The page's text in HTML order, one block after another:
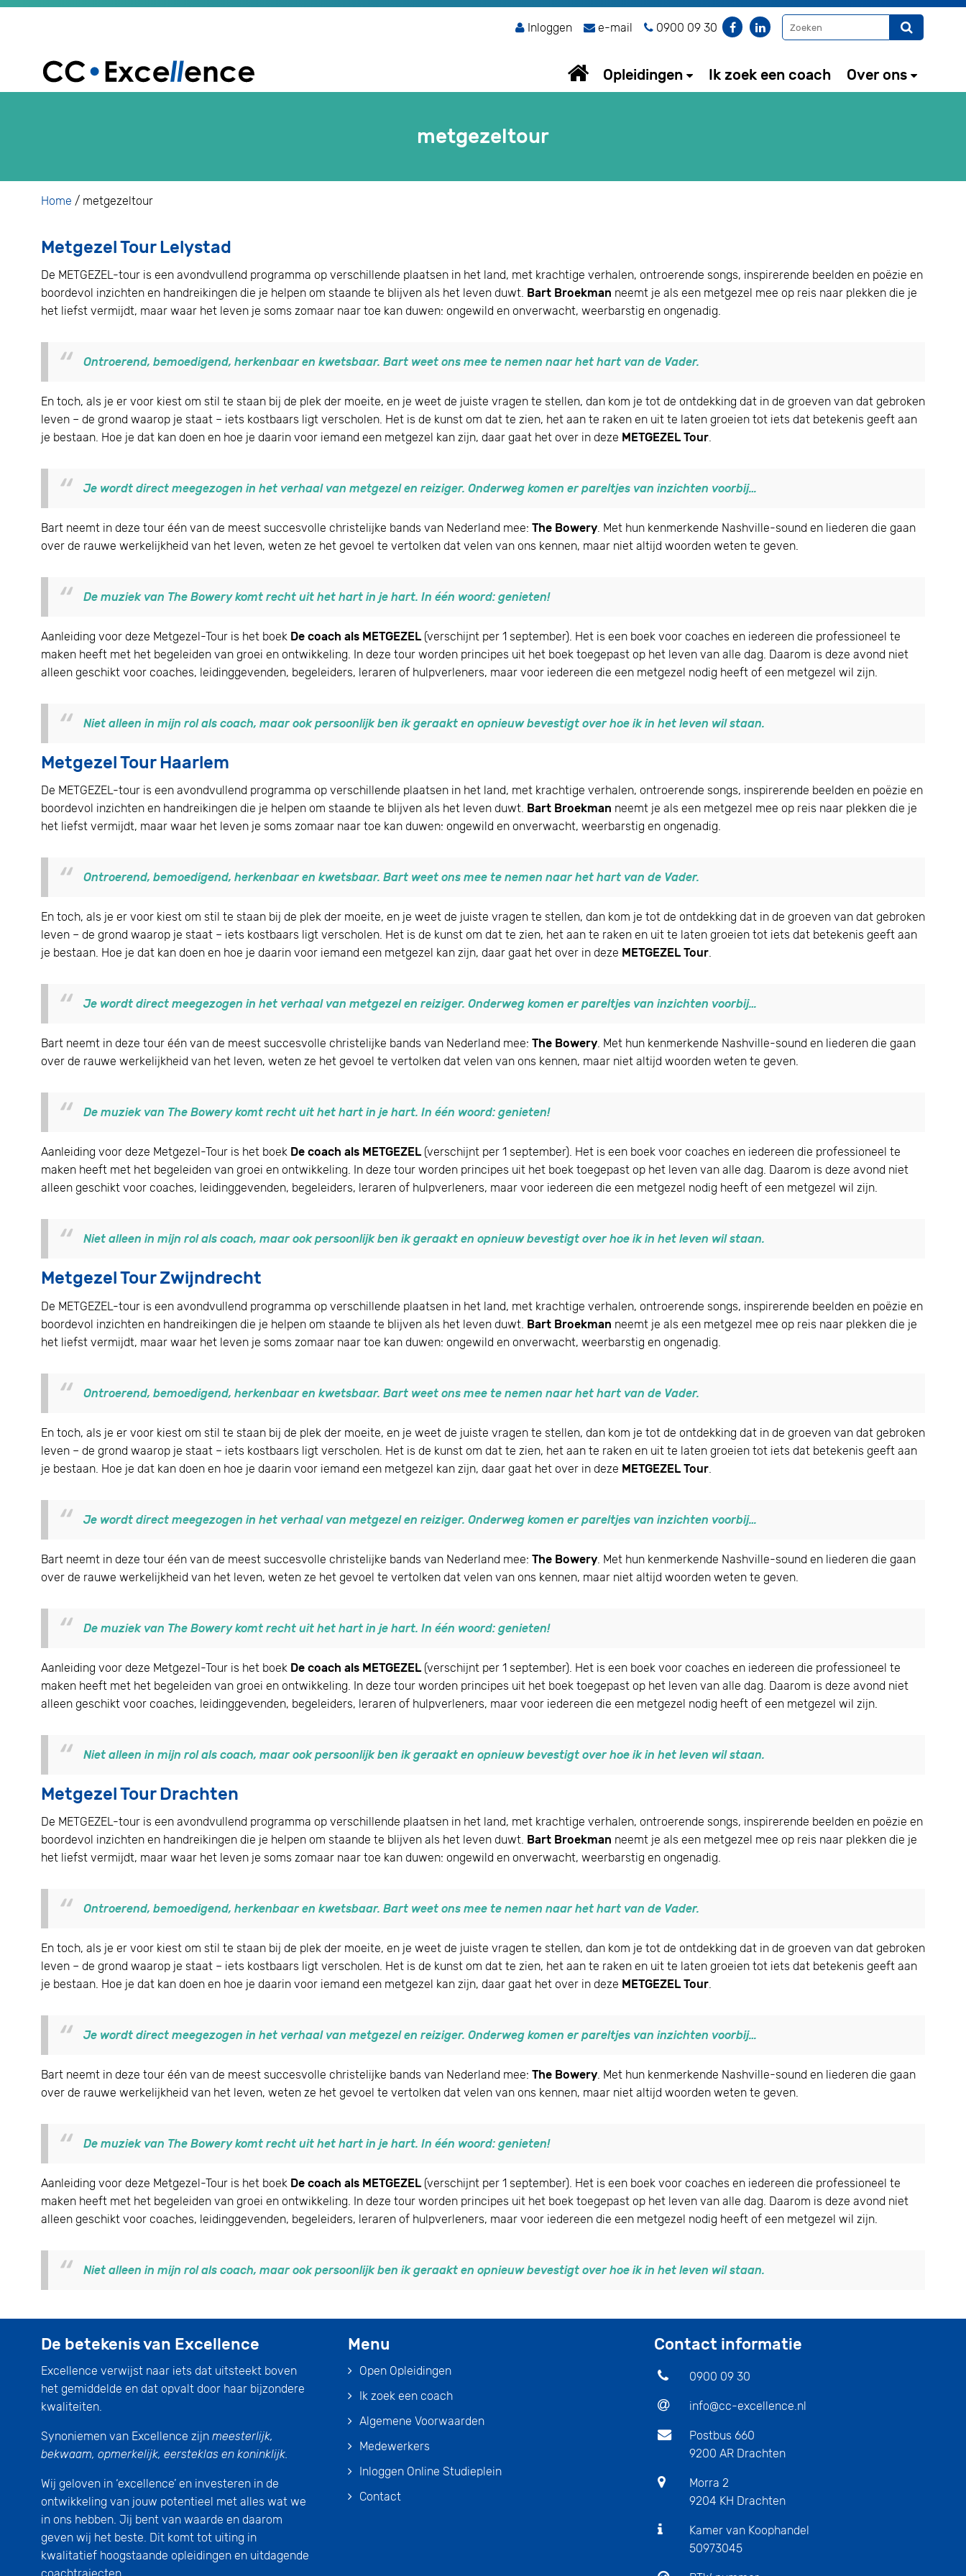
Inloggen e-mail 0900 09 30
Home
Opleidingen Ik zoek een coach Over ons
metgezeltour
Home / metgezeltour
Metgezel Tour Lelystad
De METGEZEL-tour is een avondvullend programma op verschillende plaatsen in het land, met krachtige verhalen, ontroerende songs, inspirerende beelden en poëzie en
boordevol inzichten en handreikingen die je helpen om staande te blijven als het leven duwt. Bart Broekman neemt je als een metgezel mee op reis naar plekken die je
het liefst vermijdt, maar waar het leven je soms zomaar naar toe kan duwen: ongewild en onverwacht, weerbarstig en ongenadig.
Ontroerend, bemoedigend, herkenbaar en kwetsbaar. Bart weet ons mee te nemen naar het hart van de Vader.
En toch, als je er voor kiest om stil te staan bij de plek der moeite, en je weet de juiste vragen te stellen, dan kom je tot de ontdekking dat in de groeven van dat gebroken
leven – de grond waarop je staat – iets kostbaars ligt verscholen. Het is de kunst om dat te zien, het aan te raken en uit te laten groeien tot iets dat betekenis geeft aan
je bestaan. Hoe je dat kan doen en hoe je daarin voor iemand een metgezel kan zijn, daar gaat het over in deze METGEZEL Tour.
Je wordt direct meegezogen in het verhaal van metgezel en reiziger. Onderweg komen er pareltjes van inzichten voorbij…
Bart neemt in deze tour één van de meest succesvolle christelijke bands van Nederland mee: The Bowery. Met hun kenmerkende Nashville-sound en liederen die gaan
over de rauwe werkelijkheid van het leven, weten ze het gevoel te vertolken dat velen van ons kennen, maar niet altijd woorden weten te geven.
De muziek van The Bowery komt recht uit het hart in je hart. In één woord: genieten!
Aanleiding voor deze Metgezel-Tour is het boek De coach als METGEZEL(verschijnt per 1 september). Het is een boek voor coaches en iedereen die professioneel te
maken heeft met het begeleiden van groei en ontwikkeling. In deze tour worden principes uit het boek toegepast op het leven van alle dag. Daarom is deze avond niet
alleen geschikt voor coaches, leidinggevenden, begeleiders, leraren of hulpverleners, maar voor iedereen die een metgezel nodig heeft of een metgezel wil zijn.
Niet alleen in mijn rol als coach, maar ook persoonlijk ben ik geraakt en opnieuw bevestigt over hoe ik in het leven wil staan.
Metgezel Tour Haarlem
De METGEZEL-tour is een avondvullend programma op verschillende plaatsen in het land, met krachtige verhalen, ontroerende songs, inspirerende beelden en poëzie en
boordevol inzichten en handreikingen die je helpen om staande te blijven als het leven duwt. Bart Broekman neemt je als een metgezel mee op reis naar plekken die je
het liefst vermijdt, maar waar het leven je soms zomaar naar toe kan duwen: ongewild en onverwacht, weerbarstig en ongenadig.
Ontroerend, bemoedigend, herkenbaar en kwetsbaar. Bart weet ons mee te nemen naar het hart van de Vader.
En toch, als je er voor kiest om stil te staan bij de plek der moeite, en je weet de juiste vragen te stellen, dan kom je tot de ontdekking dat in de groeven van dat gebroken
leven – de grond waarop je staat – iets kostbaars ligt verscholen. Het is de kunst om dat te zien, het aan te raken en uit te laten groeien tot iets dat betekenis geeft aan
je bestaan. Hoe je dat kan doen en hoe je daarin voor iemand een metgezel kan zijn, daar gaat het over in deze METGEZEL Tour.
Je wordt direct meegezogen in het verhaal van metgezel en reiziger. Onderweg komen er pareltjes van inzichten voorbij…
Bart neemt in deze tour één van de meest succesvolle christelijke bands van Nederland mee: The Bowery. Met hun kenmerkende Nashville-sound en liederen die gaan
over de rauwe werkelijkheid van het leven, weten ze het gevoel te vertolken dat velen van ons kennen, maar niet altijd woorden weten te geven.
De muziek van The Bowery komt recht uit het hart in je hart. In één woord: genieten!
Aanleiding voor deze Metgezel-Tour is het boek De coach als METGEZEL(verschijnt per 1 september). Het is een boek voor coaches en iedereen die professioneel te
maken heeft met het begeleiden van groei en ontwikkeling. In deze tour worden principes uit het boek toegepast op het leven van alle dag. Daarom is deze avond niet
alleen geschikt voor coaches, leidinggevenden, begeleiders, leraren of hulpverleners, maar voor iedereen die een metgezel nodig heeft of een metgezel wil zijn.
Niet alleen in mijn rol als coach, maar ook persoonlijk ben ik geraakt en opnieuw bevestigt over hoe ik in het leven wil staan.
Metgezel Tour Zwijndrecht
De METGEZEL-tour is een avondvullend programma op verschillende plaatsen in het land, met krachtige verhalen, ontroerende songs, inspirerende beelden en poëzie en
boordevol inzichten en handreikingen die je helpen om staande te blijven als het leven duwt. Bart Broekman neemt je als een metgezel mee op reis naar plekken die je
het liefst vermijdt, maar waar het leven je soms zomaar naar toe kan duwen: ongewild en onverwacht, weerbarstig en ongenadig.
Ontroerend, bemoedigend, herkenbaar en kwetsbaar. Bart weet ons mee te nemen naar het hart van de Vader.
En toch, als je er voor kiest om stil te staan bij de plek der moeite, en je weet de juiste vragen te stellen, dan kom je tot de ontdekking dat in de groeven van dat gebroken
leven – de grond waarop je staat – iets kostbaars ligt verscholen. Het is de kunst om dat te zien, het aan te raken en uit te laten groeien tot iets dat betekenis geeft aan
je bestaan. Hoe je dat kan doen en hoe je daarin voor iemand een metgezel kan zijn, daar gaat het over in deze METGEZEL Tour
Je wordt direct meegezogen in het verhaal van metgezel en reiziger. Onderweg komen er pareltjes van inzichten voorbij…
Bart neemt in deze tour één van de meest succesvolle christelijke bands van Nederland mee: The Bowery . Met hun kenmerkende Nashville-sound en liederen die gaan
over de rauwe werkelijkheid van het leven, weten ze het gevoel te vertolken dat velen van ons kennen, maar niet altijd woorden weten te geven.
De muziek van The Bowery komt recht uit het hart in je hart. In één woord: genieten!
Aanleiding voor deze Metgezel-Tour is het boek De coach als METGEZEL(verschijnt per 1 september). Het is een boek voor coaches en iedereen die professioneel te
maken heeft met het begeleiden van groei en ontwikkeling. In deze tour worden principes uit het boek toegepast op het leven van alle dag. Daarom is deze avond niet
alleen geschikt voor coaches, leidinggevenden, begeleiders, leraren of hulpverleners, maar voor iedereen die een metgezel nodig heeft of een metgezel wil zijn.
Niet alleen in mijn rol als coach, maar ook persoonlijk ben ik geraakt en opnieuw bevestigt over hoe ik in het leven wil staan.
Metgezel Tour Drachten
De METGEZEL-tour is een avondvullend programma op verschillende plaatsen in het land, met krachtige verhalen, ontroerende songs, inspirerende beelden en poëzie en
boordevol inzichten en handreikingen die je helpen om staande te blijven als het leven duwt. Bart Broekman neemt je als een metgezel mee op reis naar plekken die je
het liefst vermijdt, maar waar het leven je soms zomaar naar toe kan duwen: ongewild en onverwacht, weerbarstig en ongenadig.
Ontroerend, bemoedigend, herkenbaar en kwetsbaar. Bart weet ons mee te nemen naar het hart van de Vader.
En toch, als je er voor kiest om stil te staan bij de plek der moeite, en je weet de juiste vragen te stellen, dan kom je tot de ontdekking dat in de groeven van dat gebroken
leven – de grond waarop je staat – iets kostbaars ligt verscholen. Het is de kunst om dat te zien, het aan te raken en uit te laten groeien tot iets dat betekenis geeft aan
je bestaan. Hoe je dat kan doen en hoe je daarin voor iemand een metgezel kan zijn, daar gaat het over in deze METGEZEL Tour.
Je wordt direct meegezogen in het verhaal van metgezel en reiziger. Onderweg komen er pareltjes van inzichten voorbij…
Bart neemt in deze tour één van de meest succesvolle christelijke bands van Nederland mee: The Bowery. Met hun kenmerkende Nashville-sound en liederen die gaan
over de rauwe werkelijkheid van het leven, weten ze het gevoel te vertolken dat velen van ons kennen, maar niet altijd woorden weten te geven.
De muziek van The Bowery komt recht uit het hart in je hart. In één woord: genieten!
Aanleiding voor deze Metgezel-Tour is het boek De coach als METGEZEL(verschijnt per 1 september). Het is een boek voor coaches en iedereen die professioneel te
maken heeft met het begeleiden van groei en ontwikkeling. In deze tour worden principes uit het boek toegepast op het leven van alle dag. Daarom is deze avond niet
alleen geschikt voor coaches, leidinggevenden, begeleiders, leraren of hulpverleners, maar voor iedereen die een metgezel nodig heeft of een metgezel wil zijn.
Niet alleen in mijn rol als coach, maar ook persoonlijk ben ik geraakt en opnieuw bevestigt over hoe ik in het leven wil staan.
De betekenis van Excellence
Excellence verwijst naar iets dat uitsteekt boven
het gemiddelde en dat opvalt door haar bijzondere
kwaliteiten.
Synoniemen van Excellence zijn meesterlijk,
bekwaam, opmerkelijk, eersteklas en koninklijk.
Wij geloven in ‘excellence’ en investeren in de
ontwikkeling van jouw potentieel met alles wat we
in ons hebben. Jij bent van waarde en daarom
geven wij het beste. Dit komt tot uiting in
kwalitatief hoogstaande opleidingen en uitdagende
Menu
Open Opleidingen
Ik zoek een coach
Algemene Voorwaarden
Medewerkers
Inloggen Online Studieplein
Contact
Contact informatie
0900 09 30
info@cc-excellence.nl
Postbus 660
9200 AR Drachten
Morra 2
9204 KH Drachten
Kamer van Koophandel
50973045